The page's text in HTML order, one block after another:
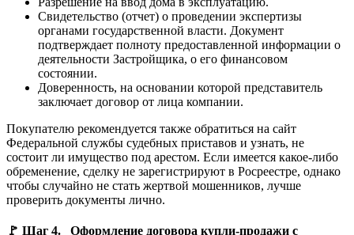
Свидетельство (отчет) о проведении экспертизы
органами государственной власти. Документ
подтверждает полноту предоставленной информации о
деятельности Застройщика, о его финансовом
состоянии.
Доверенность, на основании которой представитель
заключает договор от лица компании.
Покупателю рекомендуется также обратиться на сайт
Федеральной службы судебных приставов и узнать, не
состоит ли имущество под арестом. Если имеется какое-либо
обременение, сделку не зарегистрируют в Росреестре, однако
чтобы случайно не стать жертвой мошенников, лучше
проверить документы лично.
🚩 Шаг 4. Оформление договора купли-продажи с